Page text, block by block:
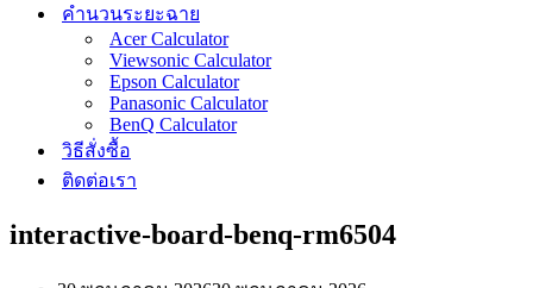
คำนวนระยะฉาย
Acer Calculator
Viewsonic Calculator
Epson Calculator
Panasonic Calculator
BenQ Calculator
วิธีสั่งซื้อ
ติดต่อเรา
interactive-board-benq-rm6504